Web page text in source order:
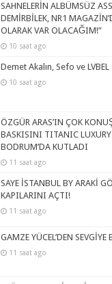
SAHNELERİN ALBÜMSÜZ
DEMİRBİLEK, NR1
OLARAK VAR OLACAĞIM!”
10 saat ago
Demet Akalın, Sefo ve
10 saat ago
ÖZGÜR ARAS’IN ÇOK
BASKISINI TITANIC
BODRUM’DA KUTLADI
11 saat ago
SAYE İSTANBUL BY ARAKİ
KAPILARINI AÇTI!
11 saat ago
GAMZE YÜCEL’DEN
11 saat ago